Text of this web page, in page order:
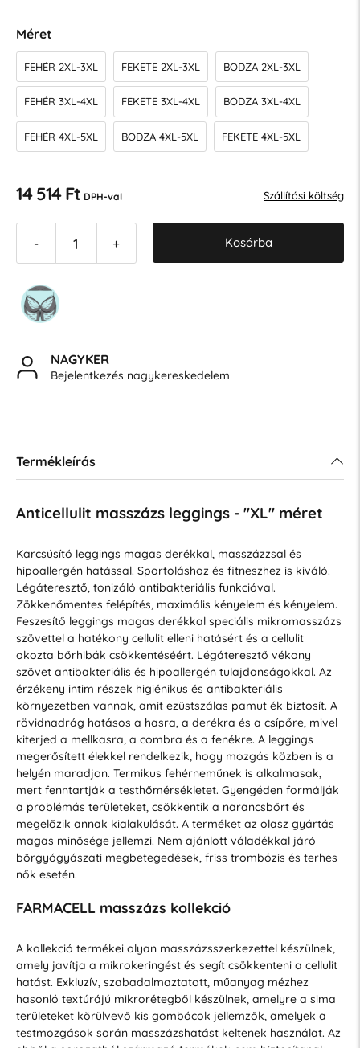
Méret
FEHÉR 2XL-3XL FEKETE 2XL-3XL BODZA 2XL-3XL
FEHÉR 3XL-4XL FEKETE 3XL-4XL BODZA 3XL-4XL
FEHÉR 4XL-5XL BODZA 4XL-5XL FEKETE 4XL-5XL
14 514 Ft DPH-val Szállítási költség
- + Kosárba
NAGYKER
Bejelentkezés nagykereskedelem
Termékleírás
Anticellulit masszázs leggings - "XL" méret
Karcsúsító leggings magas derékkal, masszázzsal és
hipoallergén hatással. Sportoláshoz és fitneszhez is kiváló.
Légáteresztő, tonizáló antibakteriális funkcióval.
Zökkenőmentes felépítés, maximális kényelem és kényelem.
Feszesítő leggings magas derékkal speciális mikromasszázs
szövettel a hatékony cellulit elleni hatásért és a cellulit
okozta bőrhibák csökkentéséért. Légáteresztő vékony
szövet antibakteriális és hipoallergén tulajdonságokkal. Az
érzékeny intim részek higiénikus és antibakteriális
környezetben vannak, amit ezüstszálas pamut ék biztosít. A
rövidnadrág hatásos a hasra, a derékra és a csípőre, mivel
kiterjed a mellkasra, a combra és a fenékre. A leggings
megerősített élekkel rendelkezik, hogy mozgás közben is a
helyén maradjon. Termikus fehérneműnek is alkalmasak,
mert fenntartják a testhőmérsékletet. Gyengéden formálják
a problémás területeket, csökkentik a narancsbőrt és
megelőzik annak kialakulását. A terméket az olasz gyártás
magas minősége jellemzi. Nem ajánlott váladékkal járó
bőrgyógyászati megbetegedések, friss trombózis és terhes
nők esetén.
FARMACELL masszázs kollekció
A kollekció termékei olyan masszázsszerkezettel készülnek,
amely javítja a mikrokeringést és segít csökkenteni a cellulit
hatást. Exkluzív, szabadalmaztatott, műanyag mézhez
hasonló textúrájú mikrorétegből készülnek, amelyre a sima
területeket körülvevő kis gombócok jellemzők, amelyek a
testmozgások során masszázshatást keltenek használat. Az